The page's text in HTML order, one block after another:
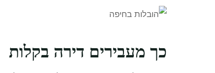
כך מעבירים דירה בקלות